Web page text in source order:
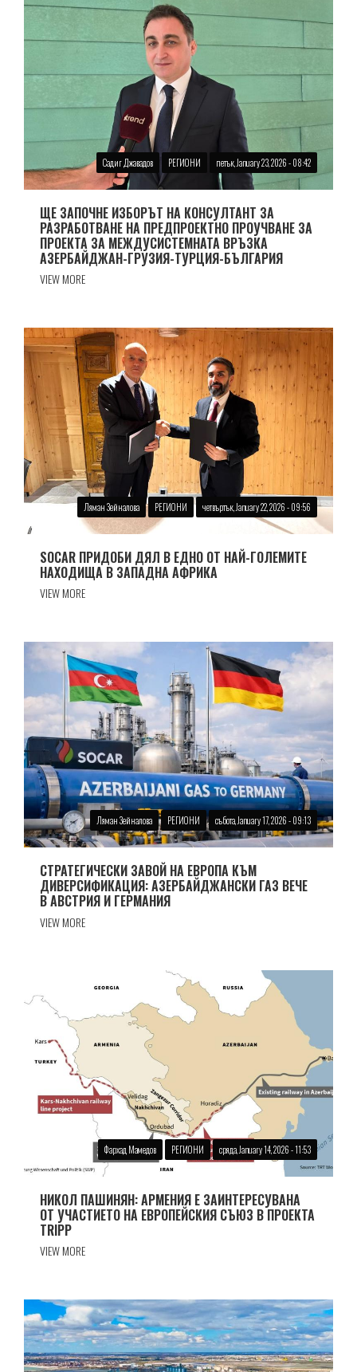
Садиг Джавадов РЕГИОНИ петък, January 23, 2026 - 08:42
ЩЕ ЗАПОЧНЕ ИЗБОРЪТ НА КОНСУЛТАНТ ЗА
РАЗРАБОТВАНЕ НА ПРЕДПРОЕКТНО ПРОУЧВАНЕ ЗА
ПРОЕКТА ЗА МЕЖДУСИСТЕМНАТА ВРЪЗКА
АЗЕРБАЙДЖАН-ГРУЗИЯ-ТУРЦИЯ-БЪЛГАРИЯ
VIEW MORE
Ляман Зейналова РЕГИОНИ четвъртък, January 22, 2026 - 09:56
SOCAR ПРИДОБИ ДЯЛ В ЕДНО ОТ НАЙ-ГОЛЕМИТЕ
НАХОДИЩА В ЗАПАДНА АФРИКА
VIEW MORE
Ляман Зейналова РЕГИОНИ събота, January 17, 2026 - 09:13
СТРАТЕГИЧЕСКИ ЗАВОЙ НА ЕВРОПА КЪМ
ДИВЕРСИФИКАЦИЯ: АЗЕРБАЙДЖАНСКИ ГАЗ ВЕЧЕ
В АВСТРИЯ И ГЕРМАНИЯ
VIEW MORE
Фархад Мамедов РЕГИОНИ сряда, January 14, 2026 - 11:53
НИКОЛ ПАШИНЯН: АРМЕНИЯ Е ЗАИНТЕРЕСУВАНА
ОТ УЧАСТИЕТО НА ЕВРОПЕЙСКИЯ СЪЮЗ В ПРОЕКТА
TRIPP
VIEW MORE